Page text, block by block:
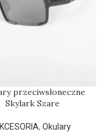
przeciwsłoneczne
Skylark Szare
, Okulary